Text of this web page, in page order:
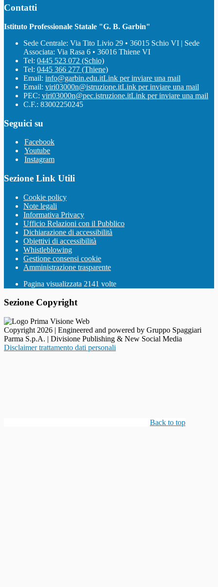
Contatti
Istituto Professionale Statale "G. B. Garbin"
Sede Centrale: Via Tito Livio 29 • 36015 Schio VI | Sede
Associata: Via Rasa 6 • 36016 Thiene VI
Tel: 0445 523 072 (Schio)
Tel: 0445 366 277 (Thiene)
Email: info@garbin.edu.itLink per inviare una mail
Email: viri03000n@istruzione.itLink per inviare una mail
PEC: viri03000n@pec.istruzione.itLink per inviare una mail
C.F.: 83002250245
Seguici su
Facebook
Youtube
Instagram
Sezione Link Utili
Cookie policy
Note legali
Informativa Privacy
Ufficio Relazioni con il Pubblico
Dichiarazione di accessibilità
Obiettivi di accessibilità
Whistleblowing
Gestione consensi cookie
Amministrazione trasparente
Pagina visualizzata 2141 volte
Sezione Copyright
Copyright 2026 | Engineered and powered by Gruppo Spaggiari
Parma S.p.A. | Divisione Publishing & New Social Media
Disclaimer trattamento dati personali
Back to top